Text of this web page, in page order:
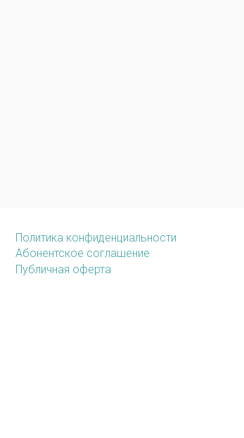
Политика конфиденциальности
Абонентское соглашение
Публичная оферта